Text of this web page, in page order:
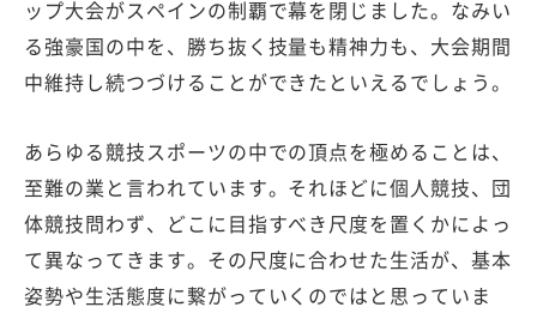
ップ大会がスペインの制覇で幕を閉じました。なみい
る強豪国の中を、勝ち抜く技量も精神力も、大会期間
中維持し続つづけることができたといえるでしょう。
あらゆる競技スポーツの中での頂点を極めることは、
至難の業と言われています。それほどに個人競技、団
体競技問わず、どこに目指すべき尺度を置くかによっ
て異なってきます。その尺度に合わせた生活が、基本
姿勢や生活態度に繋がっていくのではと思っていま